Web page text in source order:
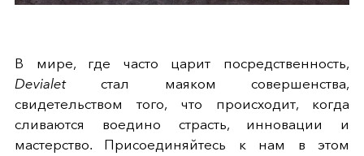
В мире, где часто царит посредственность,
Devialetстал маяком совершенства,
свидетельством того, что происходит, когда
сливаются воедино страсть, инновации и
мастерство. Присоединяйтесь к нам в этом